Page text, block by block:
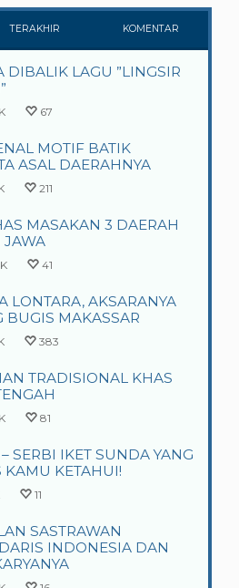
TERAKHIR KOMENTAR
DIBALIK LAGU ”LINGSIR
67
MOTIF BATIK
ASAL DAERAHNYA
211
MASAKAN 3 DAERAH
JAWA
41
LONTARA, AKSARANYA
BUGIS MAKASSAR
383
TRADISIONAL KHAS
81
SERBI IKET SUNDA YANG
KAMU KETAHUI!
11
SASTRAWAN
INDONESIA DAN